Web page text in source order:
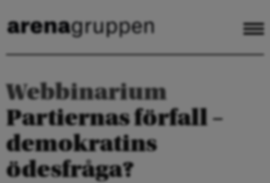
Webbinarium
Partiernas förfall –
demokratins
ödesfråga?